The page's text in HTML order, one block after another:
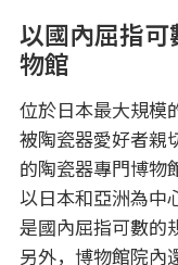
以國內屈指
物館
位於日本最大規模
被陶瓷器愛好者親
的陶瓷器專門博物
以日本和亞洲為中
是國內屈指可數的
另外，博物館院內